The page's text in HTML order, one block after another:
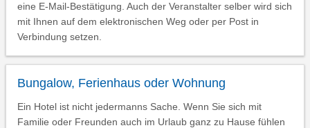
eine E-Mail-Bestätigung. Auch der Veranstalter selber wird sich
mit Ihnen auf dem elektronischen Weg oder per Post in
Verbindung setzen.
Bungalow, Ferienhaus oder Wohnung
Ein Hotel ist nicht jedermanns Sache. Wenn Sie sich mit
Familie oder Freunden auch im Urlaub ganz zu Hause fühlen